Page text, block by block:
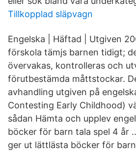
Tillkopplad släpvagn
Engelska | Häftad | Utgiven
förskola tämjs barnen tidigt;
övervakas, kontrolleras och
förutbestämda måttstockar.
avhandling utgiven på
Contesting Early Childhood)
sådan Hämta och upplev
böcker för barn tala spel 4 år
ger ut lättlästa böcker för